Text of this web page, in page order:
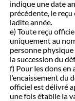
indique une date
précédente, le
ladite année.
e) Toute reçu
uniquement au
personne physique
la succession du
f) Pour les dons en
l’encaissement du
officiel est délivré
une fois établie la